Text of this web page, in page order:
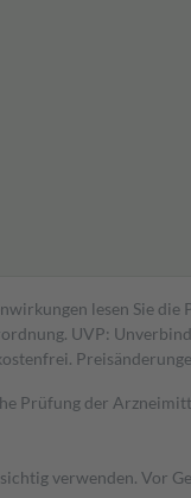
lesen Sie
UVP:
Prüfung der
verwenden. Vor